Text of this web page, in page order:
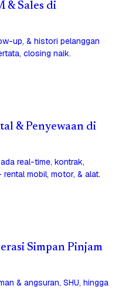
& Sales di
up, & histori pelanggan
closing naik.
& Penyewaan di
real-time, kontrak,
mobil, motor, & alat.
Simpan Pinjam
& angsuran, SHU, hingga